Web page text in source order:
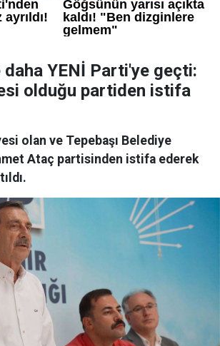
daha YENİ Parti'ye geçti:
olduğu partiden istifa
olan ve Tepebaşı Belediye
Ataç partisinden istifa ederek